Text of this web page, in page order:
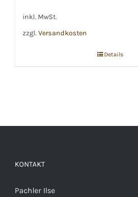
inkl. MwSt.
zzgl. Versandkosten
Details
KONTAKT
Pachler Ilse